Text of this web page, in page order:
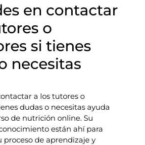
en contactar
o
si tienes
necesitas
a los tutores o
dudas o necesitas ayuda
de nutrición online. Su
están ahí para
proceso de aprendizaje y